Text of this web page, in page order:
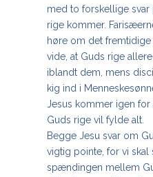
med to forskellige svar
rige kommer.
høre om det fremtidige
vide, at Guds rige
iblandt dem, mens
kig ind i
Jesus kommer igen
Guds rige vil fylde alt.
Begge Jesu svar om
vigtig pointe, for vi skal
spændingen mellem